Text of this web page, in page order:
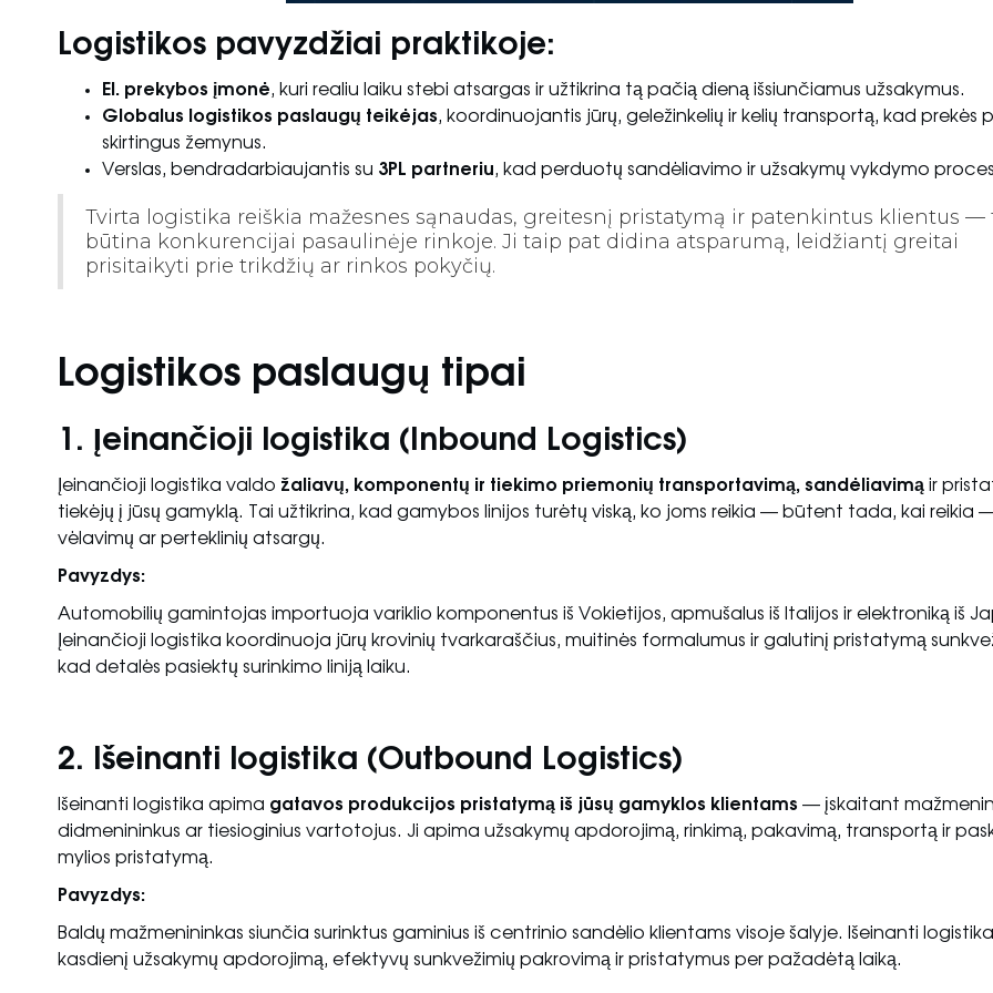
Logistikos pavyzdžiai praktikoje:
El. prekybos įmonė, kuri realiu laiku stebi atsargas ir užtikrina tą pačią dieną išsiunčiamus užsakymus.
Globalus logistikos paslaugų teikėjas, koordinuojantis jūrų, geležinkelių ir kelių transportą, kad prekės
skirtingus žemynus.
Verslas, bendradarbiaujantis su 3PL partneriu, kad perduotų sandėliavimo ir užsakymų vykdymo
Tvirta logistika reiškia mažesnes sąnaudas, greitesnį pristatymą ir patenkintus klientus —
būtina konkurencijai pasaulinėje rinkoje. Ji taip pat didina atsparumą, leidžiantį greitai
prisitaikyti prie trikdžių ar rinkos pokyčių.
Logistikos paslaugų tipai
1. Įeinančioji logistika (Inbound Logistics)
Įeinančioji logistika valdo žaliavų, komponentų ir tiekimo priemonių transportavimą, sandėliavimą ir
tiekėjų į jūsų gamyklą. Tai užtikrina, kad gamybos linijos turėtų viską, ko joms reikia — būtent tada, kai reikia
vėlavimų ar perteklinių atsargų.
Pavyzdys:
Automobilių gamintojas importuoja variklio komponentus iš Vokietijos, apmušalus iš Italijos ir elektroniką iš
Įeinančioji logistika koordinuoja jūrų krovinių tvarkaraščius, muitinės formalumus ir galutinį pristatymą
kad detalės pasiektų surinkimo liniją laiku.
2. Išeinanti logistika (Outbound Logistics)
Išeinanti logistika apima gatavos produkcijos pristatymą iš jūsų gamyklos klientams — įskaitant
didmenininkus ar tiesioginius vartotojus. Ji apima užsakymų apdorojimą, rinkimą, pakavimą, transportą ir
mylios pristatymą.
Pavyzdys:
Baldų mažmenininkas siunčia surinktus gaminius iš centrinio sandėlio klientams visoje šalyje. Išeinanti
kasdienį užsakymų apdorojimą, efektyvų sunkvežimių pakrovimą ir pristatymus per pažadėtą laiką.